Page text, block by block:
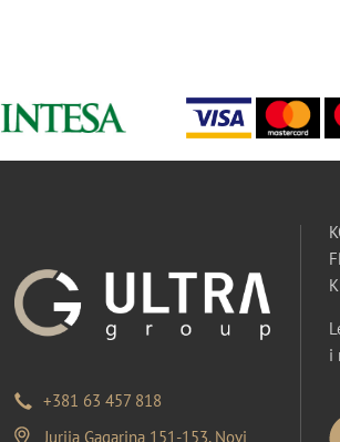
+381 63 457 818
Jurija Gagarina 151-153, Novi
i